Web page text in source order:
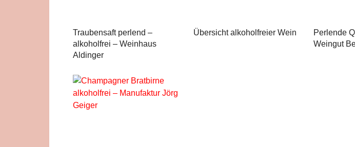
Traubensaft perlend –
alkoholfrei – Weinhaus
Aldinger
Übersicht alkoholfreier Wein
Perlende
Weingut